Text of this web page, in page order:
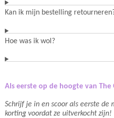
Kan ik mijn bestelling
Hoe was ik wol?
Als eerste op de hoogte van The
Schrijf je in en scoor als eerste de
korting voordat ze uitverkocht zijn!